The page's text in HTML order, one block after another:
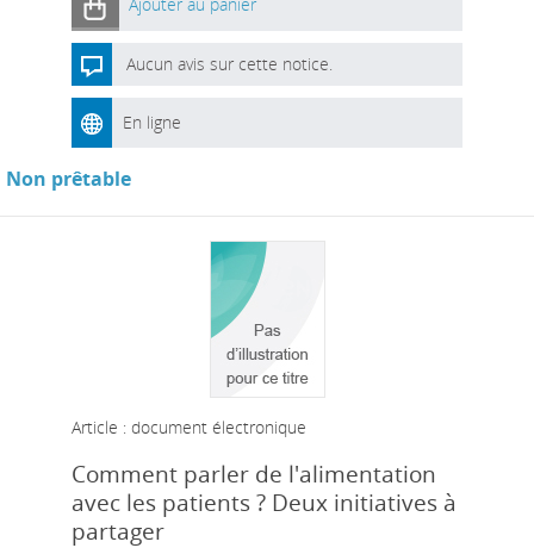
Aucun avis sur cette notice.
En ligne
Non prêtable
Article : document électronique
Comment parler de l'alimentation
avec les patients ? Deux initiatives à
partager